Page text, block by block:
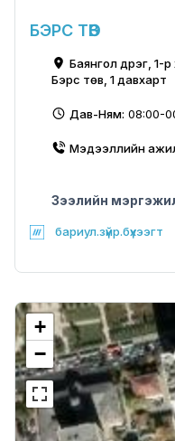
БЭРС ТӨВ
Баянгол дүүрэг,
Бэрс төв, 1 давхарт
Дав-Ням: 08:00-
Мэдээллийн
Зээлийн
бариул.зүйр.бүхээгт
+
−